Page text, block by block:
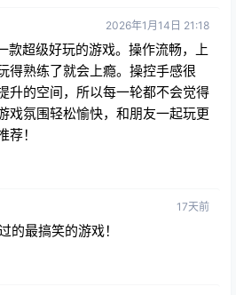
款超级好玩的游戏。操作流畅，上
得熟练了就会上瘾。操控手感很
升的空间，所以每一轮都不会觉得
戏氛围轻松愉快，和朋友一起玩更
荐！
的最搞笑的游戏！